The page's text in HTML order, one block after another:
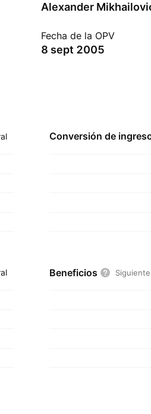
Alexander
Fecha de la OPV
8 sept 2005
Conversión de
Beneficios Siguiente